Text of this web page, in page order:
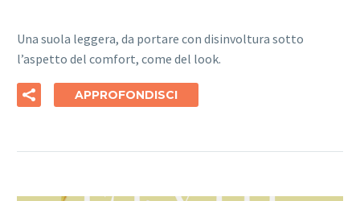
Una suola leggera, da portare con disinvoltura sotto
l’aspetto del comfort, come del look.
APPROFONDISCI